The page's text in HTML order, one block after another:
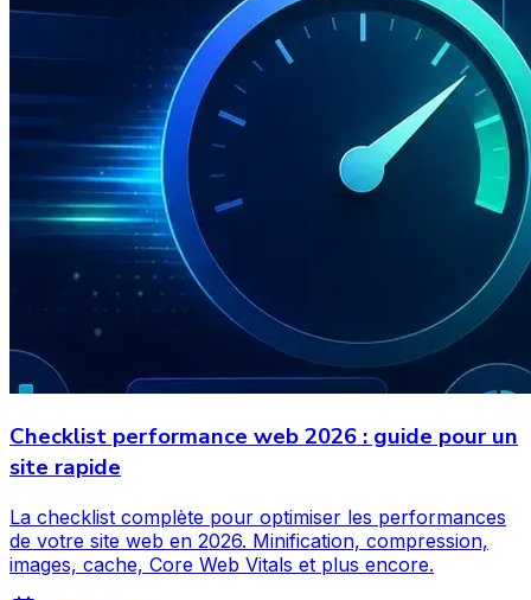
Checklist performance web 2026 : guide pour un
site rapide
La checklist complète pour optimiser les performances
de votre site web en 2026. Minification, compression,
images, cache, Core Web Vitals et plus encore.